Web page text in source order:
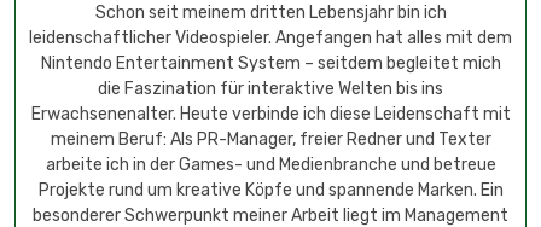
Schon seit meinem dritten Lebensjahr bin ich
leidenschaftlicher Videospieler. Angefangen hat alles mit dem
Nintendo Entertainment System – seitdem begleitet mich
die Faszination für interaktive Welten bis ins
Erwachsenenalter. Heute verbinde ich diese Leidenschaft mit
meinem Beruf: Als PR-Manager, freier Redner und Texter
arbeite ich in der Games- und Medienbranche und betreue
Projekte rund um kreative Köpfe und spannende Marken. Ein
besonderer Schwerpunkt meiner Arbeit liegt im Management